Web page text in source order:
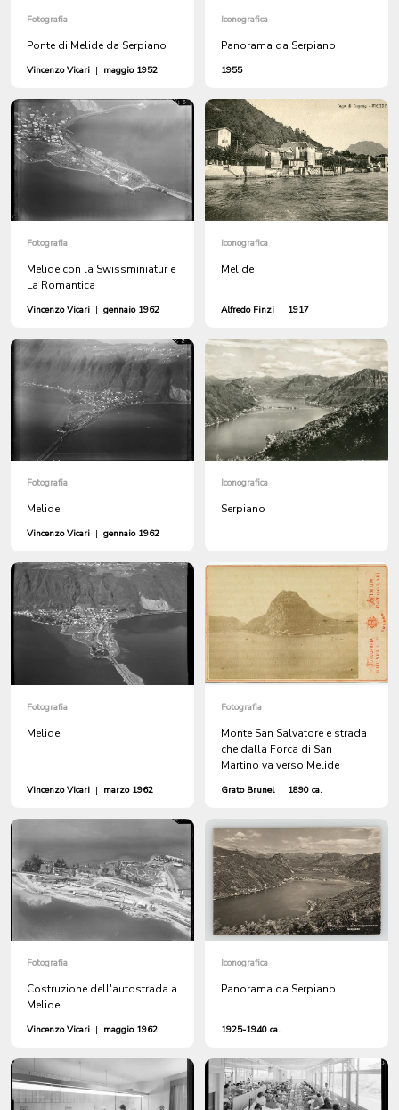
Fotografia
Ponte di Melide da Serpiano
Vincenzo Vicari | maggio 1952
Iconografica
Panorama da Serpiano
1955
Fotografia
Melide con la Swissminiatur e
La Romantica
Vincenzo Vicari | gennaio 1962
Iconografica
Melide
Alfredo Finzi | 1917
Fotografia
Melide
Vincenzo Vicari | gennaio 1962
Iconografica
Serpiano
Fotografia
Melide
Vincenzo Vicari | marzo 1962
Fotografia
Monte San Salvatore e strada
che dalla Forca di San
Martino va verso Melide
Grato Brunel | 1890 ca.
Fotografia
Costruzione dell'autostrada a
Melide
Vincenzo Vicari | maggio 1962
Iconografica
Panorama da Serpiano
1925-1940 ca.